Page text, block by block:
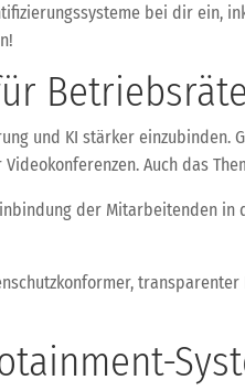
bei dir ein,
und KI stärker
Auch das
der Mitarbeitenden